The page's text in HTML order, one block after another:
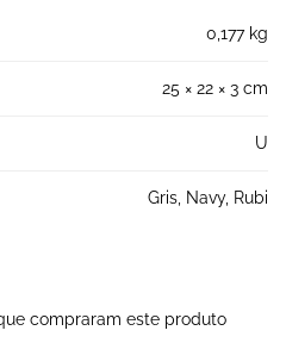
0,177 kg
25 × 22 × 3 cm
U
Gris, Navy, Rubi
compraram este produto